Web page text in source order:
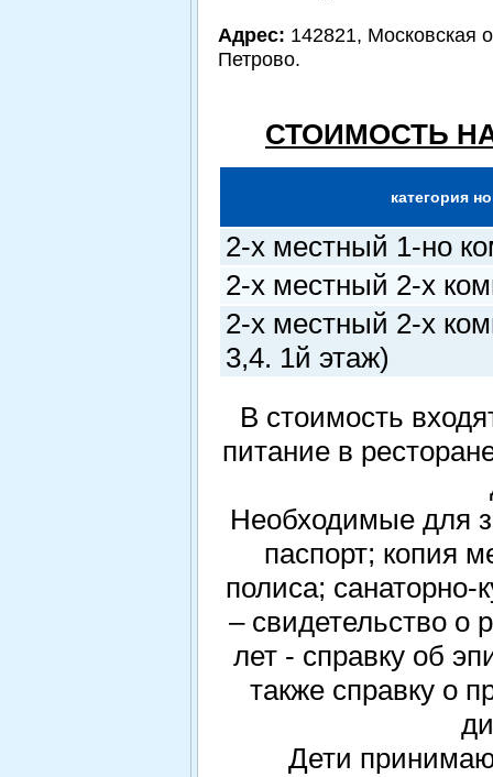
Адрес: 142821, Московская
Петрово.
СТОИМОСТЬ
категория
2-х местный 1-но
2-х местный 2-х
2-х местный 2-х
3,4. 1й этаж)
В стоимость
питание в
Необходимые для
паспорт; копия
полиса; санаторно-
– свидетельство о
лет - справку об
также справку о
Дети